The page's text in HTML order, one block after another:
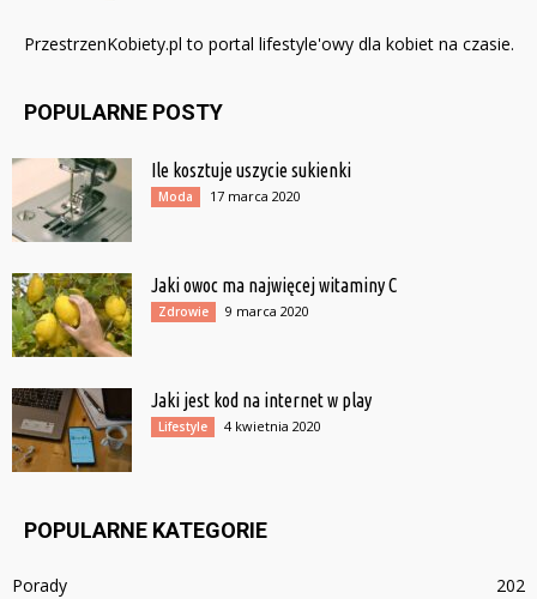
PrzestrzenKobiety.pl to portal lifestyle'owy dla kobiet na czasie.
POPULARNE POSTY
Ile kosztuje uszycie sukienki
Moda 17 marca 2020
Jaki owoc ma najwięcej witaminy C
Zdrowie 9 marca 2020
Jaki jest kod na internet w play
Lifestyle 4 kwietnia 2020
POPULARNE KATEGORIE
Porady 202